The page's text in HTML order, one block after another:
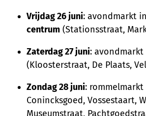
Vrijdag 26 juni: avondmarkt
centrum (Stationsstraat,
Zaterdag 27 juni: avondmarkt
(Kloosterstraat, De Plaats,
Zondag 28 juni: rommelmarkt
Conincksgoed, Vossestaart,
Museumstraat,